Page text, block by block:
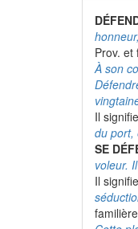
Prov. et
À son
Il
du port,
SE
voleur.
Il